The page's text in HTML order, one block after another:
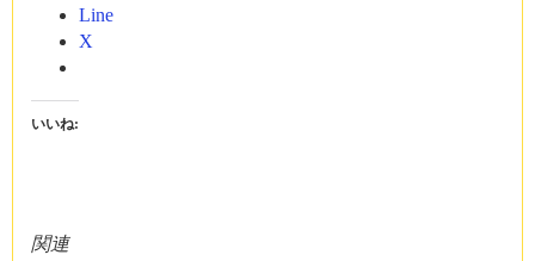
Line
X
いいね:
関連